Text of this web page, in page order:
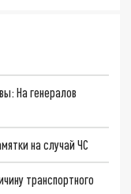
На генералов
на случай ЧС
транспортного